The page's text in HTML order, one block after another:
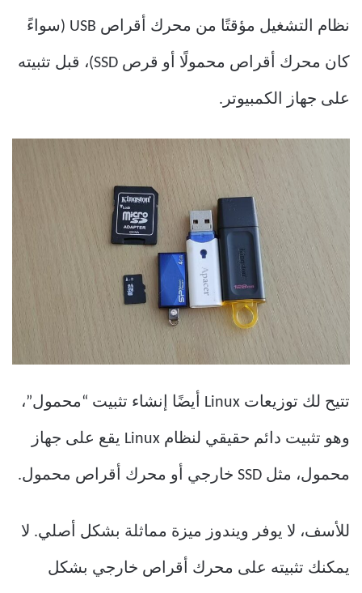
نظام التشغيل مؤقتًا من محرك أقراص USB (سواءً
كان محرك أقراص محمولًا أو قرص SSD)، قبل تثبيته
على جهاز الكمبيوتر.
تتيح لك توزيعات Linux أيضًا إنشاء تثبيت “محمول”،
وهو تثبيت دائم حقيقي لنظام Linux يقع على جهاز
محمول، مثل SSD خارجي أو محرك أقراص محمول.
للأسف، لا يوفر ويندوز ميزة مماثلة بشكل أصلي. لا
يمكنك تثبيته على محرك أقراص خارجي بشكل